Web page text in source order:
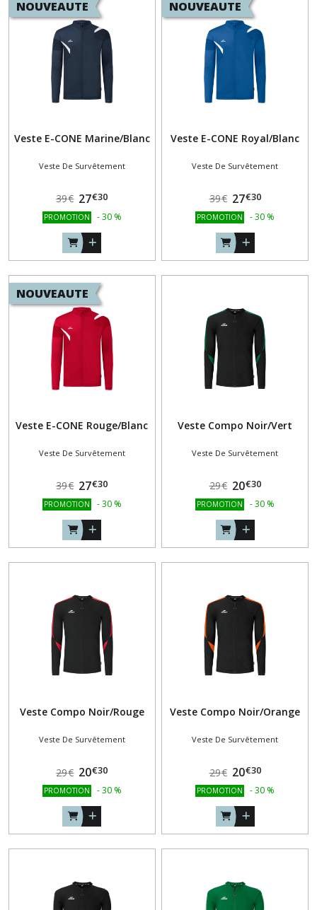
NOUVEAUTE
Veste E-CONE Marine/Blanc
Veste De Survêtement
39€ 27€30
PROMOTION -30 %
NOUVEAUTE
Veste E-CONE Royal/Blanc
Veste De Survêtement
39€ 27€30
PROMOTION -30 %
NOUVEAUTE
Veste E-CONE Rouge/Blanc
Veste De Survêtement
39€ 27€30
PROMOTION -30 %
Veste Compo Noir/Vert
Veste De Survêtement
29€ 20€30
PROMOTION -30 %
Veste Compo Noir/Rouge
Veste De Survêtement
29€ 20€30
PROMOTION -30 %
Veste Compo Noir/Orange
Veste De Survêtement
29€ 20€30
PROMOTION -30 %
PANTALONS
POLOS
COURTES
COL
(34)
VESTE
SURVÊTEMENT
ACCESSOIRES
BERMUDAS
résultats